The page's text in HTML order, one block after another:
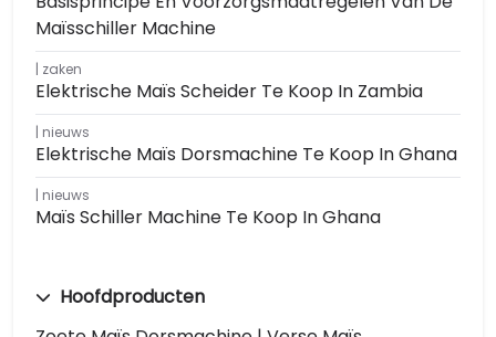
Maïsschiller Machine
zaken
Elektrische Maïs Scheider Te Koop In Zambia
nieuws
Elektrische Maïs Dorsmachine Te Koop In Ghana
nieuws
Maïs Schiller Machine Te Koop In Ghana
Hoofdproducten